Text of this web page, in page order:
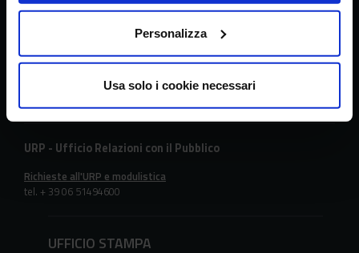
Personalizza
Usa solo i cookie necessari
tel. + 39 06 478361
crea@crea.gov.it
URP - Ufficio Relazioni con il Pubblico
Richieste all'URP e modulistica
tel. + 39 06 51494600
UFFICIO STAMPA